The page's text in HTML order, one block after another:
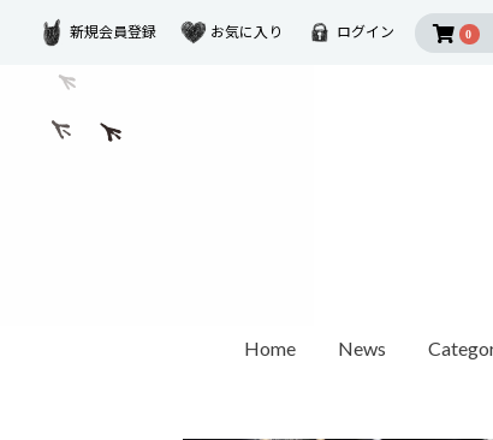
新規会員登録 お気に入り ログイン 0
Home News